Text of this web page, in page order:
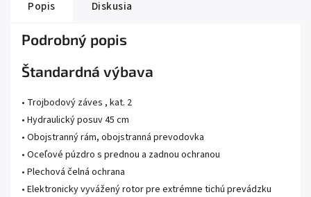
Popis Diskusia
Podrobný popis
Štandardná výbava
• Trojbodový záves , kat. 2
• Hydraulický posuv 45 cm
• Obojstranný rám, obojstranná prevodovka
• Oceľové púzdro s prednou a zadnou ochranou
• Plechová čelná ochrana
• Elektronicky vyvážený rotor pre extrémne tichú prevádzku